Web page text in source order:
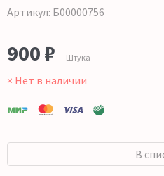
Артикул: Б00000756
900 ₽ Штука
× Нет в наличии
В